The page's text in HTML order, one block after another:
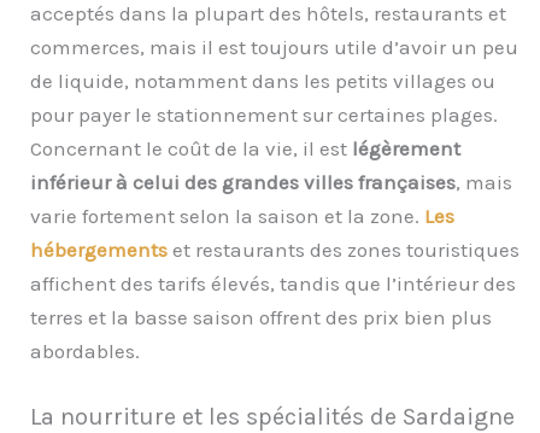
acceptés dans la plupart des hôtels, restaurants et
commerces, mais il est toujours utile d’avoir un peu
de liquide, notamment dans les petits villages ou
pour payer le stationnement sur certaines plages.
Concernant le coût de la vie, il est légèrement
inférieur à celui des grandes villes françaises, mais
varie fortement selon la saison et la zone. Les
hébergements et restaurants des zones touristiques
affichent des tarifs élevés, tandis que l’intérieur des
terres et la basse saison offrent des prix bien plus
abordables.
La nourriture et les spécialités de Sardaigne